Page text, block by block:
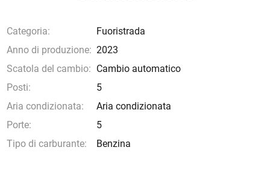
Categoria:
Fuoristrada
Anno di produzione: 2023
Scatola del cambio: Cambio automatico
Posti:
5
Aria condizionata:
Aria condizionata
Porte:
5
Tipo di carburante:
Benzina